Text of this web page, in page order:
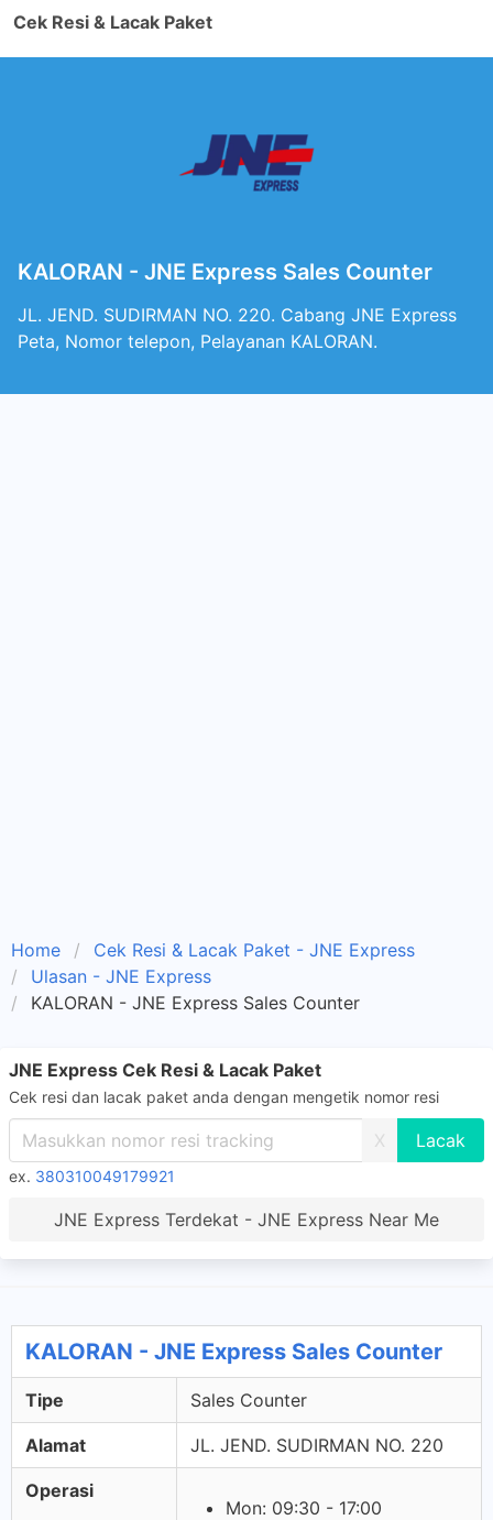
Cek Resi & Lacak Paket
KALORAN - JNE Express Sales Counter
JL. JEND. SUDIRMAN NO. 220. Cabang JNE Express
Peta, Nomor telepon, Pelayanan KALORAN.
Home
Cek Resi & Lacak Paket - JNE Express
Ulasan - JNE Express
KALORAN - JNE Express Sales Counter
JNE Express Cek Resi & Lacak Paket
Cek resi dan lacak paket anda dengan mengetik nomor resi
X
ex. 380310049179921
JNE Express Terdekat - JNE Express Near Me
KALORAN - JNE Express Sales Counter
Tipe Sales Counter
Alamat JL. JEND. SUDIRMAN NO. 220
Operasi
Mon: 09:30 - 17:00